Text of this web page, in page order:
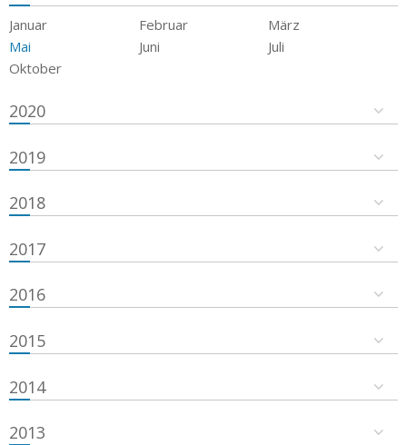
Januar Februar
März
Mai
Juni
Juli
Oktober
2020
2019
2018
2017
2016
2015
2014
2013